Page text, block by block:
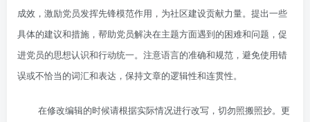
成效，激励党员发挥先锋模范作用，为社区建设贡献力量。提出一些
具体的建议和措施，帮助党员解决在主题方面遇到的困难和问题，促
进党员的思想认识和行动统一。注意语言的准确和规范，避免使用错
误或不恰当的词汇和表达，保持文章的逻辑性和连贯性。
在修改编辑的时候请根据实际情况进行改写，切勿照搬照抄。更